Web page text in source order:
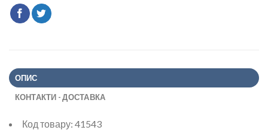
ОПИС
КОНТАКТИ - ДОСТАВКА
Код товару: 41543